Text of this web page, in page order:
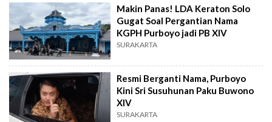
Makin Panas! LDA Keraton Solo
Gugat Soal Pergantian Nama
KGPH Purboyo jadi PB XIV
SURAKARTA
Resmi Berganti Nama, Purboyo
Kini Sri Susuhunan Paku Buwono
XIV
SURAKARTA